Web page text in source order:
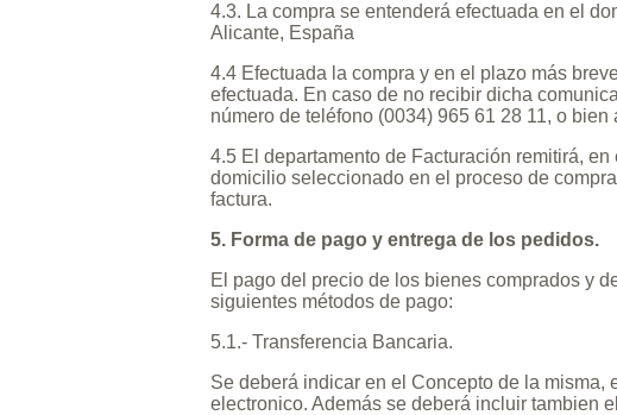
4.3. La compra se entenderá efectuada en el
Alicante, España
4.4 Efectuada la compra y en el plazo más
efectuada. En caso de no recibir dicha
número de teléfono (0034) 965 61 28 11, o bien
4.5 El departamento de Facturación remitirá,
domicilio seleccionado en el proceso de
factura.
5. Forma de pago y entrega de los pedidos.
El pago del precio de los bienes comprados y
siguientes métodos de pago:
5.1.- Transferencia Bancaria.
Se deberá indicar en el Concepto de la
electronico. Además se deberá incluir tambien